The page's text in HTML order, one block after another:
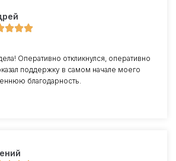
Оперативно откликнулся, оперативно
поддержку в самом начале моего
благодарность.